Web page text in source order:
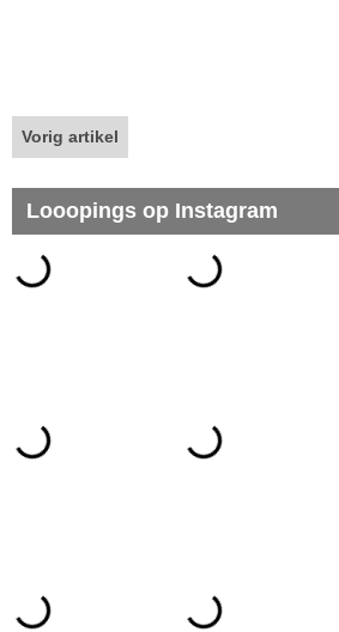
Vorig artikel
Looopings op Instagram